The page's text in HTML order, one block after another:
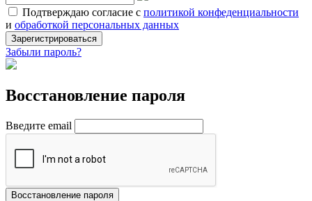
Подтверждаю согласие с политикой конфеденциальности
и обработкой персональных данных
Зарегистрироваться
Забыли пароль?
Восстановление пароля
Введите email
Восстановление пароля